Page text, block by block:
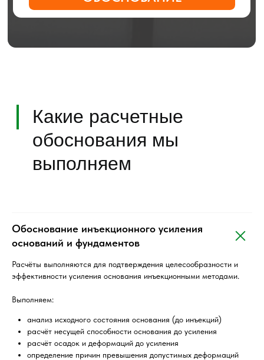
Обоснование инъекционного усиления
оснований и фундаментов
Расчёты выполняются для подтверждения целесообразности и
эффективности усиления основания инъекционными методами.
Выполняем:
анализ исходного состояния основания (до инъекций)
расчёт несущей способности основания до усиления
расчёт осадок и деформаций до усиления
определение причин превышения допустимых деформаций